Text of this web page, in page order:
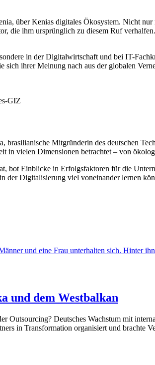
über Kenias digitales Ökosystem. Nicht
die ihm ursprünglich zu diesem Ruf
in der Digitalwirtschaft und bei IT-
ihrer Meinung nach aus der globalen
GIZ
Mitgründerin des deutschen
vielen Dimensionen betrachtet – von
bot Einblicke in Erfolgsfaktoren für die
der Digitalisierung viel voneinander lernen
und dem Westbalkan
Deutsches Wachstum mit
in Transformation organisiert und brachte